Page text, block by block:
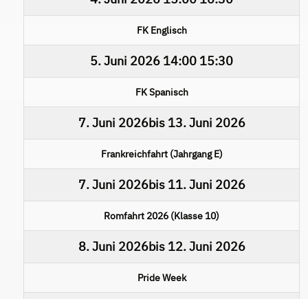
FK Englisch
5. Juni 2026 14:00 15:30
FK Spanisch
7. Juni 2026bis 13. Juni 2026
Frankreichfahrt (Jahrgang E)
7. Juni 2026bis 11. Juni 2026
Romfahrt 2026 (Klasse 10)
8. Juni 2026bis 12. Juni 2026
Pride Week